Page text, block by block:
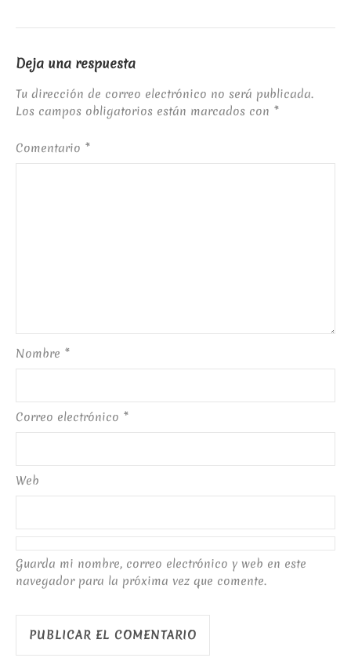
Deja una respuesta
Tu dirección de correo electrónico no será publicada.
Los campos obligatorios están marcados con *
Comentario *
Nombre *
Correo electrónico *
Web
Guarda mi nombre, correo electrónico y web en este
navegador para la próxima vez que comente.